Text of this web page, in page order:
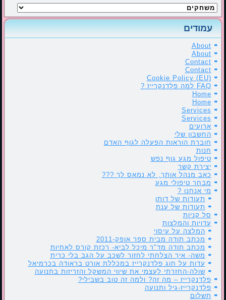
קטגוריות
עמודים
About
About
Contact
Contact
Cookie Policy (EU)
FAQ למה פלדנקרייז ?
Home
Home
Services
Services
ארועים
החשבון שלי
חוברת הוראות הפעלה לגוף האדם
חנות
טיפול מגע גוף נפש
יצירת קשר
כאב מנהל אותך, לא נמאס לך ???
מבחר טיפולי מגע
מי אנחנו ?
תעודות של דותן
תעודות של ענת
סל קניות
עדויות והמלצות
המלצה על עיסוי
מכתב תודה מבית ספר אופק-2011
מכתב תודה מד"ר מיכל לביא- רכזת קורס לאחיות
משה- איך הצלחתי לחזור לשכב על הגב בלי כרית
עדות על חוג פלדנקרייז במכללת אורט בראודה בכרמיאל
שולה-החזרתי לעצמי את שיווי המשקל והזריזות בתנועה
פלדנקרייז – מה זה? ולמה זה טוב בשבילי?
פלדנקרייז-גיל ותנועה
תשלום